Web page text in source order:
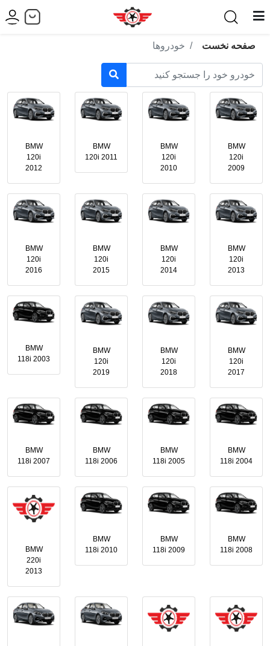
صفحه نخست خودروها
BMW
120i
2009
BMW
120i
2010
BMW
120i 2011
BMW
120i
2012
BMW
120i
2013
BMW
120i
2014
BMW
120i
2015
BMW
120i
2016
BMW
120i
2017
BMW
120i
2018
BMW
120i
2019
BMW
118i 2003
BMW
118i 2004
BMW
118i 2005
BMW
118i 2006
BMW
118i 2007
BMW
118i 2008
BMW
118i 2009
BMW
118i 2010
BMW
220i
2013